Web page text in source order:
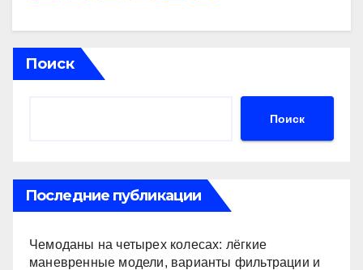
at
s
A
e
gr
a
er
n
ki
р
ть
Поиск
Поиск
Последние публикации
Чемоданы на четырех колесах: лёгкие
маневренные модели, варианты фильтрации и